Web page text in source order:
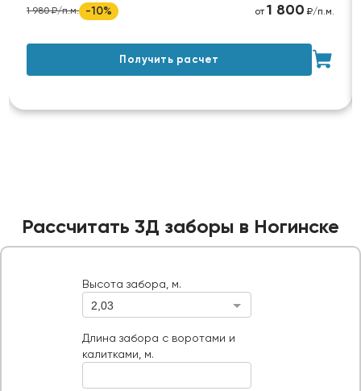
1 980 ₽/п.м. -10% от 1 800 ₽/п.м.
Получить расчет
Рассчитать 3Д заборы в Ногинске
Высота забора, м.
2,03
Длина забора с воротами и
калитками, м.
Высота забора, м.
Длина забора с воротами и калитками, м.
Тип ворот